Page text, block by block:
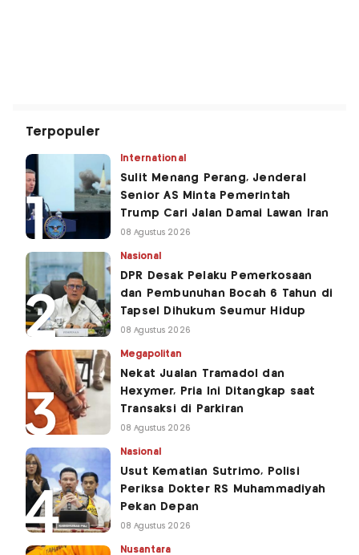
Terpopuler
International
Sulit Menang Perang, Jenderal
Senior AS Minta Pemerintah
Trump Cari Jalan Damai Lawan Iran
08 Agustus 2026
Nasional
DPR Desak Pelaku Pemerkosaan
dan Pembunuhan Bocah 6 Tahun di
Tapsel Dihukum Seumur Hidup
08 Agustus 2026
Megapolitan
Nekat Jualan Tramadol dan
Hexymer, Pria Ini Ditangkap saat
Transaksi di Parkiran
08 Agustus 2026
Nasional
Usut Kematian Sutrimo, Polisi
Periksa Dokter RS Muhammadiyah
Pekan Depan
08 Agustus 2026
Nusantara